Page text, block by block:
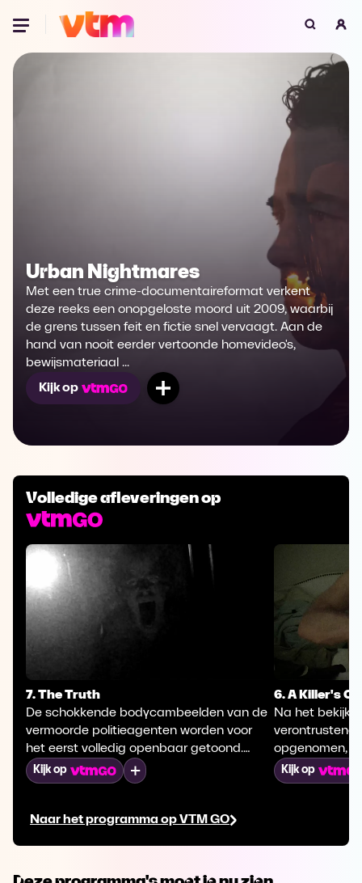
Voor je onze programma's gaat ontdekken,
best je browser updaten of hieronder één
Download
Download
Download
Microsoft Edge Download
Opera Download
Urban Nightmares
Met een true crime-documentaireformat verkent
deze reeks een onopgeloste moord uit 2009, waarbij
de grens tussen feit en fictie snel vervaagt. Aan de
hand van nooit eerder vertoonde homevideo's,
bewijsmateriaal ...
Kijk op
Volledige afleveringen op
Naar het programma op VTM GO
7. The Truth
De schokkende bodycambeelden van de
vermoorde politieagenten worden voor
het eerst volledig openbaar getoond.
Wanneer Wayne Morris bewijs ontdekt
dat de zaak volledig op zijn kop zet,
gedaan over wat er werkelijk in de kelder
Kijk op
6. A Killer's
Na het
opgenomen,
uiteenlopende
of hij al dan
nacht van de
Kijk op